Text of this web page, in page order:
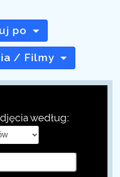
po
/ Filmy
według: